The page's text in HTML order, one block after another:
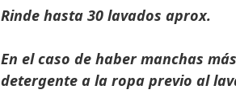
Rinde hasta 30 lavados aprox.
En el caso de haber manchas
detergente a la ropa previo al